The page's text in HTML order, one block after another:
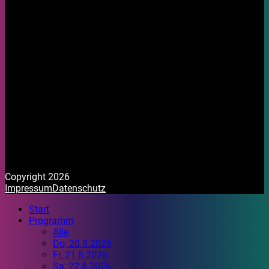
Copyright 2026
ImpressumDatenschutz
Start
Programm
Alle
Do, 20.8.2026
Fr, 21.8.2026
Sa, 22.8.2026